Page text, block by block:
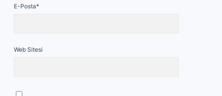
E-Posta*
Web Sitesi